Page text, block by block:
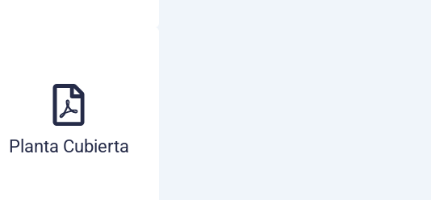
Planta Cubierta